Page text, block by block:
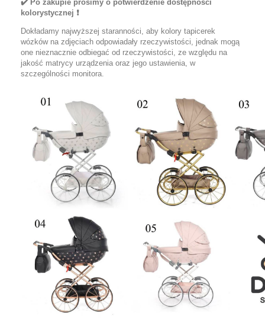
✔️ Po zakupie prosimy o potwierdzenie dostępności
kolorystycznej ❗
Dokładamy najwyższej staranności, aby kolory tapicerek
wózków na zdjęciach odpowiadały rzeczywistości, jednak mogą
one nieznacznie odbiegać od rzeczywistości, ze względu na
jakość matrycy urządzenia oraz jego ustawienia, w
szczególności monitora.